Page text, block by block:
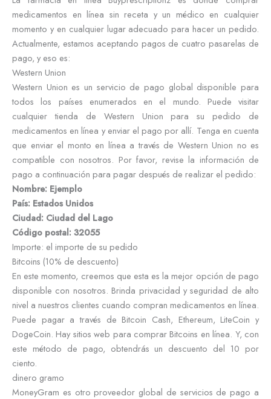
medicamentos en línea sin receta y un médico en cualquier
momento y en cualquier lugar adecuado para hacer un pedido.
Actualmente, estamos aceptando pagos de cuatro pasarelas de
pago, y eso es:
Western Union
Western Union es un servicio de pago global disponible para
todos los países enumerados en el mundo. Puede visitar
cualquier tienda de Western Union para su pedido de
medicamentos en línea y enviar el pago por allí. Tenga en cuenta
que enviar el monto en línea a través de Western Union no es
compatible con nosotros. Por favor, revise la información de
pago a continuación para pagar después de realizar el pedido:
Nombre: Ejemplo
País: Estados Unidos
Ciudad: Ciudad del Lago
Código postal: 32055
Importe: el importe de su pedido
Bitcoins (10% de descuento)
En este momento, creemos que esta es la mejor opción de pago
disponible con nosotros. Brinda privacidad y seguridad de alto
nivel a nuestros clientes cuando compran medicamentos en línea.
Puede pagar a través de Bitcoin Cash, Ethereum, LiteCoin y
DogeCoin. Hay sitios web para comprar Bitcoins en línea. Y, con
este método de pago, obtendrás un descuento del 10 por
ciento.
dinero gramo
MoneyGram es otro proveedor global de servicios de pago a